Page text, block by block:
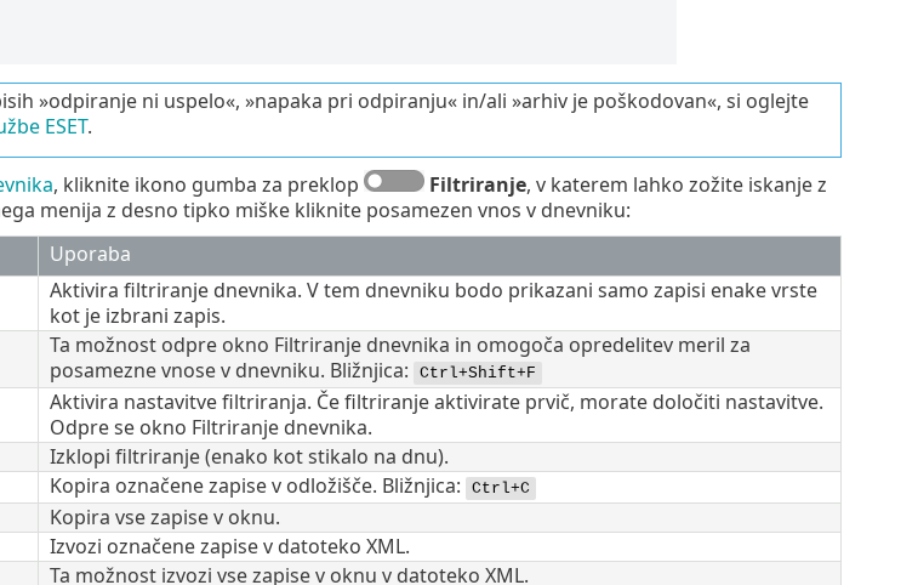
»odpiranje ni uspelo«, »napaka pri odpiranju« in/ali »arhiv je poškodovan«, si oglejte
ESET.
, kliknite ikono gumba za preklop Filtriranje, v katerem lahko zožite iskanje z
menija z desno tipko miške kliknite posamezen vnos v dnevniku:
Uporaba
Aktivira filtriranje dnevnika. V tem dnevniku bodo prikazani samo zapisi enake vrste
kot je izbrani zapis.
Ta možnost odpre okno Filtriranje dnevnika in omogoča opredelitev meril za
posamezne vnose v dnevniku. Bližnjica:
Ctrl+Shift+F
Aktivira nastavitve filtriranja. Če filtriranje aktivirate prvič, morate določiti nastavitve.
Odpre se okno Filtriranje dnevnika.
Izklopi filtriranje (enako kot stikalo na dnu).
Kopira označene zapise v odložišče. Bližnjica: Ctrl+C
Kopira vse zapise v oknu.
Izvozi označene zapise v datoteko XML.
Ta možnost izvozi vse zapise v oknu v datoteko XML.